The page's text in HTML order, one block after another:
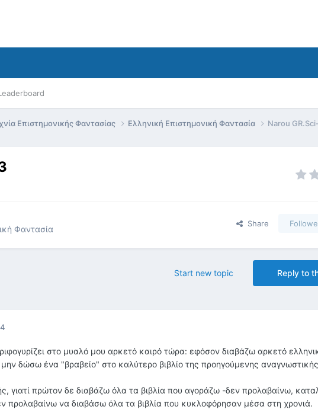
Επιστημονικής Φαντασίας Ελληνική Επιστημονική Φαντασία Narou
Φαντασία
Share
Reply to
Start new topic
στο μυαλό μου αρκετό καιρό τώρα: εφόσον διαβάζω αρκετό
μην δώσω ένα "βραβείο" στο καλύτερο βιβλίο της προηγούμενης
γιατί πρώτον δε διαβάζω όλα τα βιβλία που αγοράζω -δεν προλαβαίνω,
προλαβαίνω να διαβάσω όλα τα βιβλία που κυκλοφόρησαν μέσα στη χρονιά.